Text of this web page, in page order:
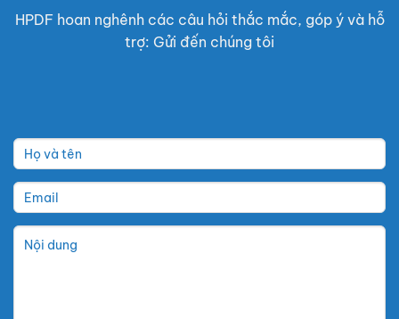
HPDF hoan nghênh các câu hỏi thắc mắc, góp ý và hỗ
trợ: Gửi đến chúng tôi